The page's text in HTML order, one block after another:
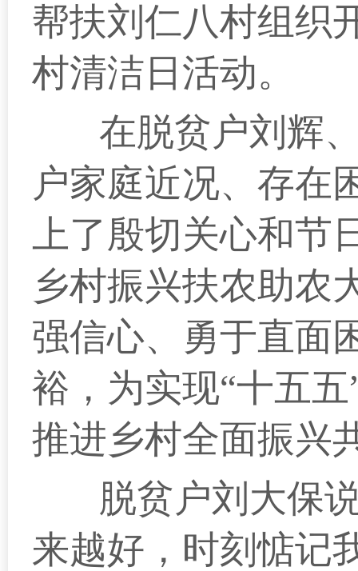
帮扶刘仁八村组织
村清洁日活动。
在脱贫户刘辉
户家庭近况、存在
上了殷切关心和
乡村振兴扶农助农
强信心、勇于直面
裕，为实现“十五
推进乡村全面振兴
脱贫户刘大保
来越好，时刻惦记